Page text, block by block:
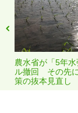
農水省が「5年
ル撤回 その先
策の抜本見直し